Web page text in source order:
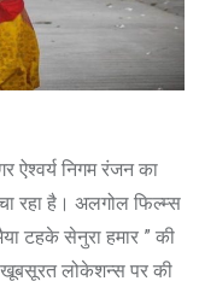
ऐश्वर्य निगम रंजन का
रहा है। अलगोल फिल्म्स
टहके सेनुरा हमार ” की
खूबसूरत लोकेशन्स पर की